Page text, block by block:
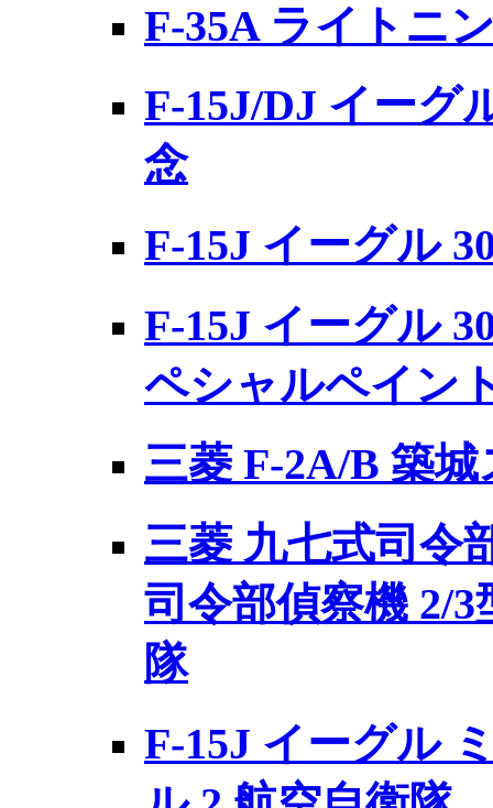
F-35A ライトニ
F-15J/DJ イーグ
念
F-15J イーグル
F-15J イーグル
ペシャルペイン
三菱 F-2A/B 築
三菱 九七式司令
司令部偵察機 2/3
隊
F-15J イーグル